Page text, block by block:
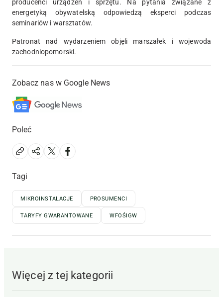
producenci urządzeń i sprzętu. Na pytania związane z
energetyką obywatelską odpowiedzą eksperci podczas
seminariów i warsztatów.
Patronat nad wydarzeniem objęli marszałek i wojewoda
zachodniopomorski.
Zobacz nas w Google News
Poleć
Tagi
MIKROINSTALACJE PROSUMENCI
TARYFY GWARANTOWANE WFOŚIGW
Więcej z tej kategorii